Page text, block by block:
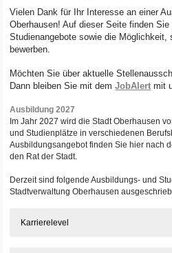
Vielen Dank für Ihr Interesse an einer
Oberhausen! Auf dieser Seite finden
Studienangebote sowie die
bewerben.
Möchten Sie über aktuelle
Dann bleiben Sie mit demJobAlert mit
Ausbildung 2027
Im Jahr 2027 wird die Stadt Oberhausen
und Studienplätze in verschiedenen
Ausbildungsangebot finden Sie hier nach
den Rat der Stadt.
Derzeit sind folgende Ausbildungs- und
Stadtverwaltung Oberhausen
Karrierelevel